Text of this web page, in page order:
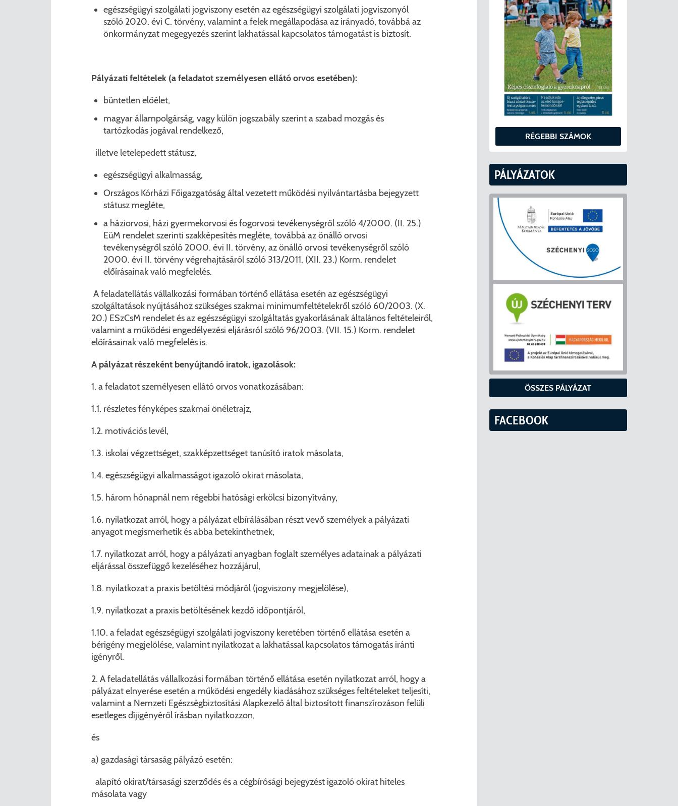
egészségügyi szolgálati jogviszony esetén az egészségügyi szolgálati jogviszonyól
szóló 2020. évi C. törvény, valamint a felek megállapodása az irányadó, továbbá az
önkormányzat megegyezés szerint lakhatással kapcsolatos támogatást is biztosít.
Pályázati feltételek (a feladatot személyesen ellátó orvos esetében):
büntetlen előélet,
magyar állampolgárság, vagy külön jogszabály szerint a szabad mozgás és
tartózkodás jogával rendelkező,
illetve letelepedett státusz,
egészségügyi alkalmasság,
Országos Kórházi Főigazgatóság által vezetett működési nyilvántartásba bejegyzett
státusz megléte,
a háziorvosi, házi gyermekorvosi és fogorvosi tevékenységről szóló 4/2000. (II. 25.)
EüM rendelet szerinti szakképesítés megléte, továbbá az önálló orvosi
tevékenységről szóló 2000. évi II. törvény, az önálló orvosi tevékenységről szóló
2000. évi II. törvény végrehajtásáról szóló 313/2011. (XII. 23.) Korm. rendelet
előírásainak való megfelelés.
A feladatellátás vállalkozási formában történő ellátása esetén az egészségügyi
szolgáltatások nyújtásához szükséges szakmai minimumfeltételekről szóló 60/2003. (X.
20.) ESzCsM rendelet és az egészségügyi szolgáltatás gyakorlásának általános feltételeiről,
valamint a működési engedélyezési eljárásról szóló 96/2003. (VII. 15.) Korm. rendelet
előírásainak való megfelelés is.
A pályázat részeként benyújtandó iratok, igazolások:
1. a feladatot személyesen ellátó orvos vonatkozásában:
1.1. részletes fényképes szakmai önéletrajz,
1.2. motivációs levél,
1.3. iskolai végzettséget, szakképzettséget tanúsító iratok másolata,
1.4. egészségügyi alkalmasságot igazoló okirat másolata,
1.5. három hónapnál nem régebbi hatósági erkölcsi bizonyítvány,
1.6. nyilatkozat arról, hogy a pályázat elbírálásában részt vevő személyek a pályázati
anyagot megismerhetik és abba betekinthetnek,
1.7. nyilatkozat arról, hogy a pályázati anyagban foglalt személyes adatainak a pályázati
eljárással összefüggő kezeléséhez hozzájárul,
1.8. nyilatkozat a praxis betöltési módjáról (jogviszony megjelölése),
1.9. nyilatkozat a praxis betöltésének kezdő időpontjáról,
1.10. a feladat egészségügyi szolgálati jogviszony keretében történő ellátása esetén a
bérigény megjelölése, valamint nyilatkozat a lakhatással kapcsolatos támogatás iránti
igényről.
2. A feladatellátás vállalkozási formában történő ellátása esetén nyilatkozat arról, hogy a
pályázat elnyerése esetén a működési engedély kiadásához szükséges feltételeket teljesíti,
valamint a Nemzeti Egészségbiztosítási Alapkezelő által biztosított finanszírozáson felüli
esetleges díjigényéről írásban nyilatkozzon,
és
a) gazdasági társaság pályázó esetén:
alapító okirat/társasági szerződés és a cégbírósági bejegyzést igazoló okirat hiteles
másolata vagy
RÉGEBBI SZÁMOK
PÁLYÁZATOK
ÖSSZES PÁLYÁZAT
FACEBOOK